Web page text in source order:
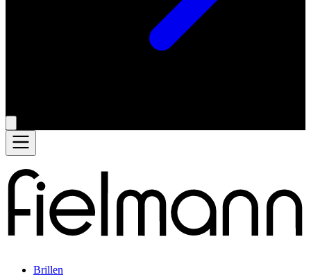
Brillen